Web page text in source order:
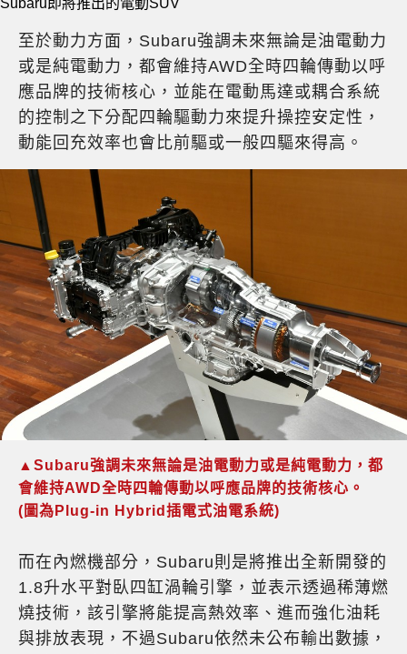
至於動力方面，Subaru強調未來無論是油電動力
或是純電動力，都會維持AWD全時四輪傳動以呼
應品牌的技術核心，並能在電動馬達或耦合系統
的控制之下分配四輪驅動力來提升操控安定性，
動能回充效率也會比前驅或一般四驅來得高。
▲Subaru強調未來無論是油電動力或是純電動力，都
會維持AWD全時四輪傳動以呼應品牌的技術核心。
(圖為Plug-in Hybrid插電式油電系統)
而在內燃機部分，Subaru則是將推出全新開發的
1.8升水平對臥四缸渦輪引擎，並表示透過稀薄燃
燒技術，該引擎將能提高熱效率、進而強化油耗
與排放表現，不過Subaru依然未公布輸出數據，